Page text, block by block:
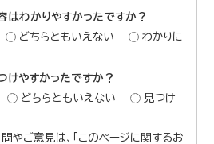
はわかりやすかったですか？
どちらともいえない
わかりに
けやすかったですか？
どちらともいえない
見つけ
やご意見は、「このページに関するお